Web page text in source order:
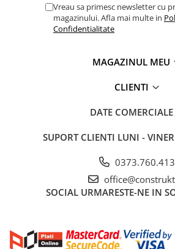
Rezervoare WC incastrate
Rezervoare WC clasice
Mobilier baie
Accesorii bucatarie
Accesorii lavoare
Accesorii cazi si cabine de dus
Vreau sa primesc newsletter cu
magazinului. Afla mai multe in
Confidentialitate
MAGAZINUL MEU
CLIENTI
DATE COMERCIALE
SUPORT CLIENTI LUNI -
0373.760.413
SOCIAL URMARESTE-NE IN